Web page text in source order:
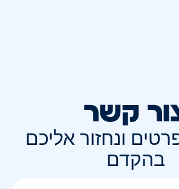
קשר
ונחזור אליכם
בהקדם